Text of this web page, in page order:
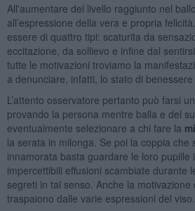
All'aumentare del livello raggiunto nel
all’espressione della vera e propria
essere di quattro tipi: scaturita da
eccitazione, da sollievo e infine dal
tutte le motivazioni troviamo la
a denunciare, infatti, lo stato di benessere
L’attento osservatore pertanto può farsi
provando la persona mentre balla e del
eventualmente selezionare a chi fare la
la serata in milonga. Se poi la coppia che
innamorata basta guardare le loro pupille
impercettibili effusioni scambiate durante
segreti in tal senso. Anche la
traspaiono dalle varie espressioni del viso.